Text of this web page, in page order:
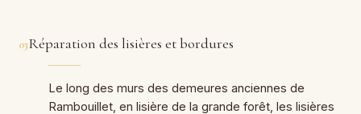
03Réparation des lisières et bordures
Le long des murs des demeures anciennes de
Rambouillet, en lisière de la grande forêt, les lisières